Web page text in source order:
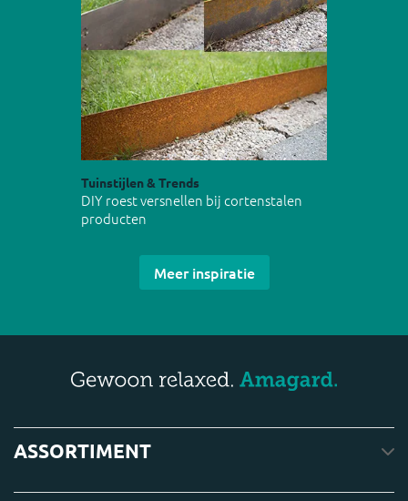
Tuinstijlen & Trends
DIY roest versnellen bij cortenstalen
producten
Meer inspiratie
ASSORTIMENT